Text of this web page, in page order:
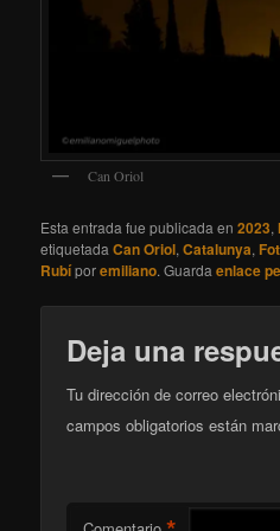
Can Oriol
Esta entrada fue publicada en2023,
etiquetadaCan Oriol,Catalunya,
Rubíporemiliano. Guardaenlace
Deja una
Tu dirección de correo
campos obligatorios están